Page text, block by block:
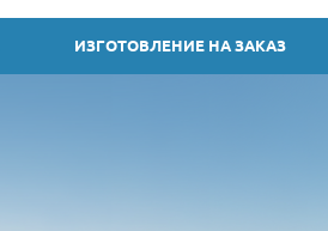
ИЗГОТОВЛЕНИЕ НА ЗАКАЗ